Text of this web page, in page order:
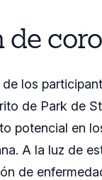
de
los
de Park de
potencial en
A la luz de
de